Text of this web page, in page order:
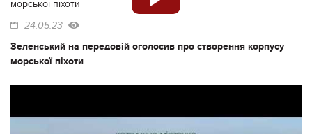
24.05.23
Зеленський на передовій оголосив про створення корпусу
морської піхоти